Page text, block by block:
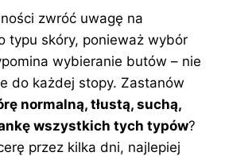
zwróć uwagę na
typu skóry, ponieważ wybór
wybieranie butów – nie
do każdej stopy. Zastanów
normalną, tłustą, suchą,
wszystkich tych typów?
przez kilka dni, najlepiej